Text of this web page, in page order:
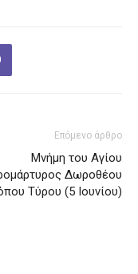
Επόμενο άρθρο
Μνήμη του Aγίου
Δωροθέου
Tύρου (5 Ιουνίου)